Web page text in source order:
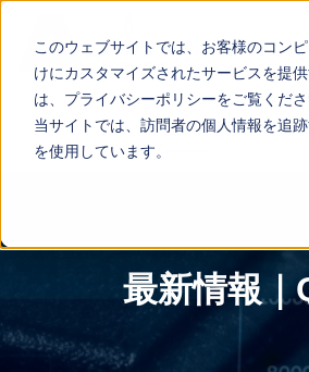
このウェブサイトでは、お客様のコン
けにカスタマイズされたサービスを提
は、プライバシーポリシーをご覧くださ
当サイトでは、訪問者の個人情報を追
を使用しています。
Qlik製品のご
TOP> Confluent
最新情報